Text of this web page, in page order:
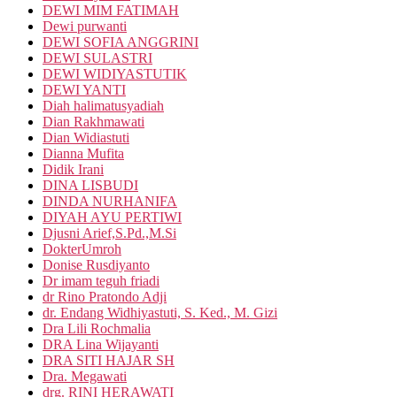
DEWI MIM FATIMAH
Dewi purwanti
DEWI SOFIA ANGGRINI
DEWI SULASTRI
DEWI WIDIYASTUTIK
DEWI YANTI
Diah halimatusyadiah
Dian Rakhmawati
Dian Widiastuti
Dianna Mufita
Didik Irani
DINA LISBUDI
DINDA NURHANIFA
DIYAH AYU PERTIWI
Djusni Arief,S.Pd.,M.Si
DokterUmroh
Donise Rusdiyanto
Dr imam teguh friadi
dr Rino Pratondo Adji
dr. Endang Widhiyastuti, S. Ked., M. Gizi
Dra Lili Rochmalia
DRA Lina Wijayanti
DRA SITI HAJAR SH
Dra. Megawati
drg. RINI HERAWATI